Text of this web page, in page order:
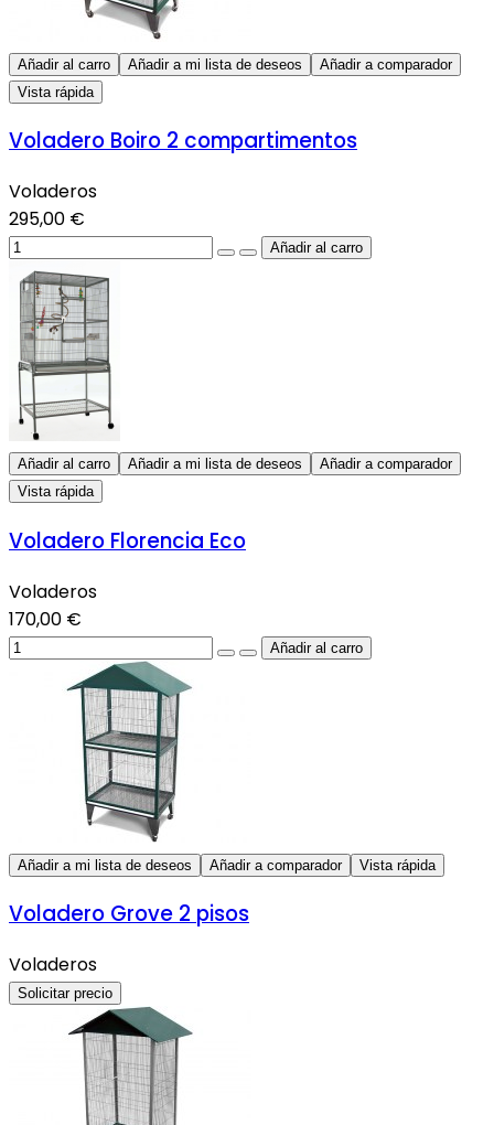
Añadir al carro Añadir a mi lista de deseos
Añadir a comparador
Vista rápida
Voladero Boiro 2 compartimentos
Voladeros
295,00 €
Añadir al carro Añadir a mi lista de deseos
Añadir a comparador
Vista rápida
Voladero Florencia Eco
Voladeros
170,00 €
Añadir a mi lista de deseos Añadir a comparador Vista rápida
Voladero Grove 2 pisos
Voladeros
Solicitar precio